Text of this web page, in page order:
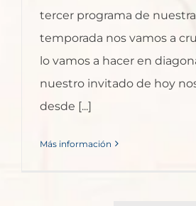
tercer programa de
temporada nos vamos a
lo vamos a hacer en
nuestro invitado de hoy
desde [...]
Más información